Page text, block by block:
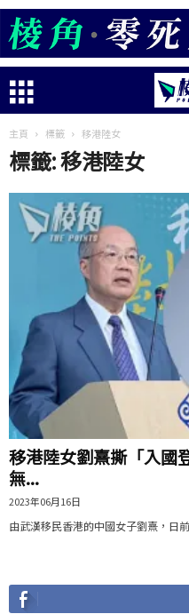
主頁 標籤 移港陸女
標籤: 移港陸女
移港陸女劉熹撕「入國
無...
2023年06月16日
由武漢移民香港的中國女子劉熹，日